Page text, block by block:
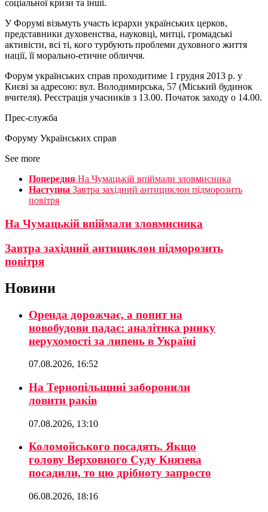
соціальної кризи та інші.
У Форумі візьмуть участь ієрархи українських церков,
представники духовенства, науковці, митці, громадські
активісти, всі ті, кого турбують проблеми духовного життя
нації, її морально-етичне обличчя.
Форум українських справ проходитиме 1 грудня 2013 р. у
Києві за адресою: вул. Володимирська, 57 (Міський будинок
вчителя). Реєстрація учасників з 13.00. Початок заходу о 14.00.
Прес-служба
Форуму Українських справ
See more
Попередня На Чумацькій впіймали зловмисника
Наступна Завтра західний антициклон підморозить
повітря
На Чумацькій впіймали зловмисника
Завтра західний антициклон підморозить
повітря
Новини
Оренда дорожчає, а попит на
новобудови падає: аналітика ринку
нерухомості за липень в Україні
07.08.2026, 16:52
На Тернопільщині заборонили
ловити раків
07.08.2026, 13:10
Коломойського посадять. Якщо
голову Верховного Суду Князева
посадили, то цю дрібноту запросто
06.08.2026, 18:16